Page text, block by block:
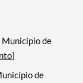
de
de